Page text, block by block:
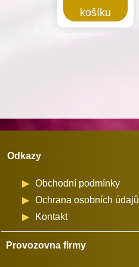
konfekci
košíku
Odkazy
Obchodní podmínky
Ochrana osobních údajů
Kontakt
Provozovna firmy